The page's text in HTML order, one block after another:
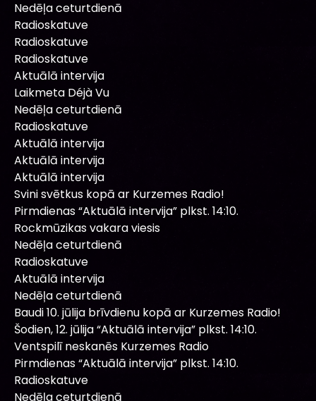
Nedēļa ceturtdienā
Radioskatuve
Radioskatuve
Radioskatuve
Aktuālā intervija
Laikmeta Déjà Vu
Nedēļa ceturtdienā
Radioskatuve
Aktuālā intervija
Aktuālā intervija
Aktuālā intervija
Svini svētkus kopā ar Kurzemes Radio!
Pirmdienas “Aktuālā intervija” plkst. 14:10.
Rockmūzikas vakara viesis
Nedēļa ceturtdienā
Radioskatuve
Aktuālā intervija
Nedēļa ceturtdienā
Baudi 10. jūlija brīvdienu kopā ar Kurzemes Radio!
Šodien, 12. jūlija “Aktuālā intervija” plkst. 14:10.
Ventspilī neskanēs Kurzemes Radio
Pirmdienas “Aktuālā intervija” plkst. 14:10.
Radioskatuve
Nedēļa ceturtdienā